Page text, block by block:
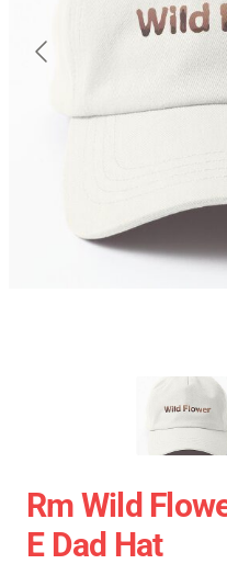
Rm Wild
E Dad Hat